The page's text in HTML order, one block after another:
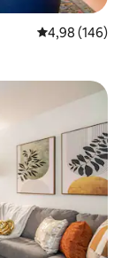
Gemiddelde
4,98 (146)